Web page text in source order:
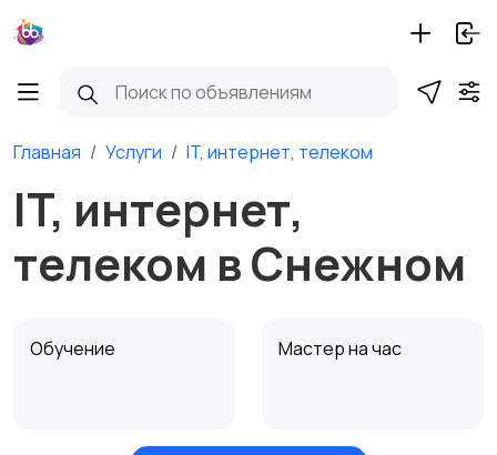
Главная Услуги IT, интернет, телеком
IT, интернет,
телеком в Снежном
Обучение Мастер на час